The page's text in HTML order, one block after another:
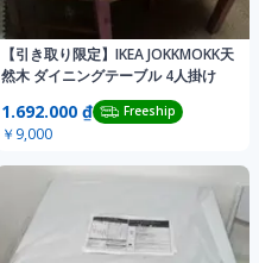
【引き取り限定】IKEA JOKKMOKK天
然木 ダイニングテーブル 4人掛け
1.692.000 ₫ Freeship
￥9,000